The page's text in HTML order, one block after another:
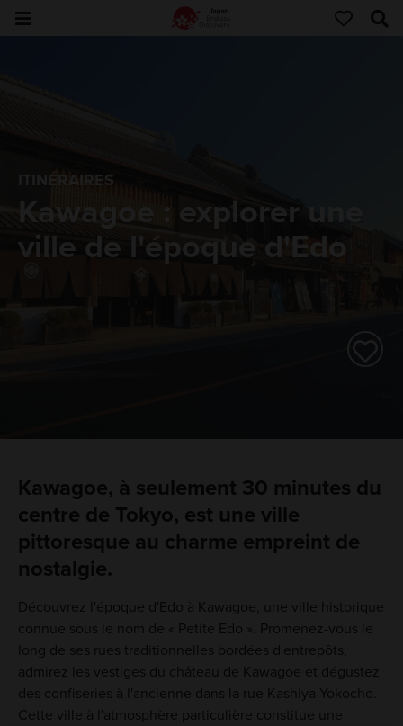
ITINÉRAIRES
Kawagoe : explorer une
ville de l'époque d'Edo
Kawagoe, à seulement 30 minutes du
centre de Tokyo, est une ville
pittoresque au charme empreint de
nostalgie.
Découvrez l'époque d'Edo à Kawagoe, une ville historique
connue sous le nom de « Petite Edo ». Promenez-vous le
long de ses rues traditionnelles bordées d'entrepôts,
admirez les vestiges du château de Kawagoe et dégustez
des confiseries à l'ancienne dans la rue Kashiya Yokocho.
Cette ville à l'atmosphère particulière constitue une